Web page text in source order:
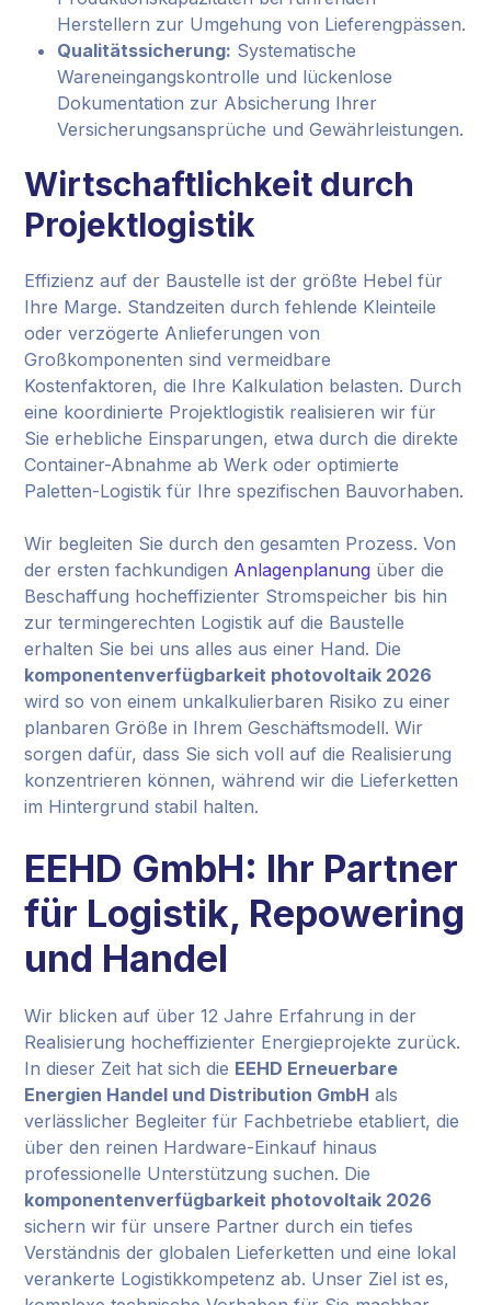
Herstellern zur Umgehung von Lieferengpässen.
Qualitätssicherung: Systematische
Wareneingangskontrolle und lückenlose
Dokumentation zur Absicherung Ihrer
Versicherungsansprüche und Gewährleistungen.
Wirtschaftlichkeit durch
Projektlogistik
Effizienz auf der Baustelle ist der größte Hebel für
Ihre Marge. Standzeiten durch fehlende Kleinteile
oder verzögerte Anlieferungen von
Großkomponenten sind vermeidbare
Kostenfaktoren, die Ihre Kalkulation belasten. Durch
eine koordinierte Projektlogistik realisieren wir für
Sie erhebliche Einsparungen, etwa durch die direkte
Container-Abnahme ab Werk oder optimierte
Paletten-Logistik für Ihre spezifischen Bauvorhaben.
Wir begleiten Sie durch den gesamten Prozess. Von
der ersten fachkundigen Anlagenplanung über die
Beschaffung hocheffizienter Stromspeicher bis hin
zur termingerechten Logistik auf die Baustelle
erhalten Sie bei uns alles aus einer Hand. Die
komponentenverfügbarkeit photovoltaik 2026
wird so von einem unkalkulierbaren Risiko zu einer
planbaren Größe in Ihrem Geschäftsmodell. Wir
sorgen dafür, dass Sie sich voll auf die Realisierung
konzentrieren können, während wir die Lieferketten
im Hintergrund stabil halten.
EEHD GmbH: Ihr Partner
für Logistik, Repowering
und Handel
Wir blicken auf über 12 Jahre Erfahrung in der
Realisierung hocheffizienter Energieprojekte zurück.
In dieser Zeit hat sich die EEHD Erneuerbare
Energien Handel und Distribution GmbH als
verlässlicher Begleiter für Fachbetriebe etabliert, die
über den reinen Hardware-Einkauf hinaus
professionelle Unterstützung suchen. Die
komponentenverfügbarkeit photovoltaik 2026
sichern wir für unsere Partner durch ein tiefes
Verständnis der globalen Lieferketten und eine lokal
verankerte Logistikkompetenz ab. Unser Ziel ist es,